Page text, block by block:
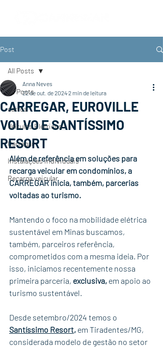
Post
All Posts
carros
Veículos Elétricos
Carregar
Instalações individuais
Recarga veicular
All Posts
CARREGAR, EUROVILLE
VOLVO E SANTÍSSIMO
RESORT
Anna Neves
22 de out. de 20242 min de leitura
Além de referência em soluções para
recarga veicular em condomínios, a
CARREGAR inicia, também, parcerias
voltadas ao turismo.
Mantendo o foco na mobilidade elétrica
sustentável em Minas buscamos,
também, parceiros referência,
comprometidos com a mesma ideia. Por
isso, iniciamos recentemente nossa
primeira parceria, exclusiva, em apoio ao
turismo sustentável.
Desde setembro/2024 temos o
Santíssimo Resort, em Tiradentes/MG,
considerada modelo de gestão no setor